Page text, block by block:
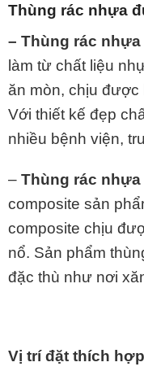
Thùng rác nhựa
– Thùng rác nhựa
làm từ chất liệu
ăn mòn, chịu được
Với thiết kế đẹp
nhiều bệnh viện,
– Thùng rác
composite sản
composite chịu
nổ. Sản phẩm
đặc thù như nơi
Vị trí đặt thích hợp